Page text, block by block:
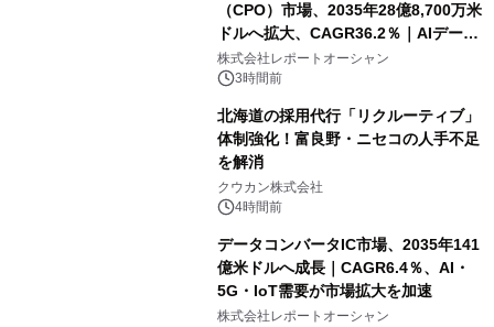
（CPO）市場、2035年28億8,700万米
ドルへ拡大、CAGR36.2％｜AIデータ
センター・高速光通信需要が成長を加
速
株式会社レポートオーシャン
3時間前
北海道の採用代行「リクルーティブ」
体制強化！富良野・ニセコの人手不足
を解消
クウカン株式会社
4時間前
データコンバータIC市場、2035年141
億米ドルへ成長｜CAGR6.4％、AI・
5G・IoT需要が市場拡大を加速
株式会社レポートオーシャン